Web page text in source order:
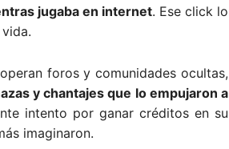
jugaba en internet. Ese click lo
foros y comunidades ocultas,
y chantajes que lo empujaron a
intento por ganar créditos en su
imaginaron.